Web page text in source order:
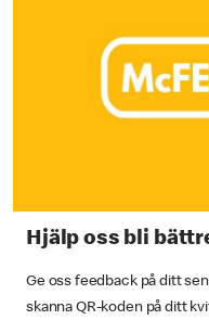
Hjälp oss bli
Ge oss feedback på ditt
skanna QR-koden på ditt